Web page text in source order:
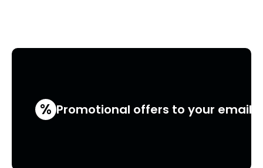
% Promotional offers to your email